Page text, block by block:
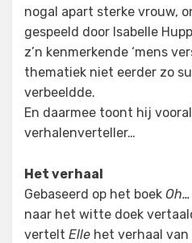
nogal apart sterke vrouw,
gespeeld door Isabelle
z’n kenmerkende ‘mens
thematiek niet eerder zo
verbeeldde.
En daarmee toont hij vooral
verhalenverteller…
Het verhaal
Gebaseerd op het boek Oh…
naar het witte doek
vertelt Elle het verhaal van